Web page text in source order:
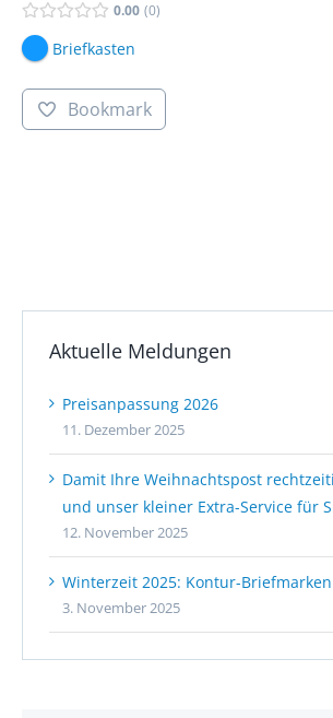
0.00 0
Briefkasten
Bookmark
Aktuelle Meldungen
Preisanpassung 2026
11. Dezember 2025
Damit Ihre Weihnachtspost
und unser kleiner Extra-Service für
12. November 2025
Winterzeit 2025: Kontur-
3. November 2025